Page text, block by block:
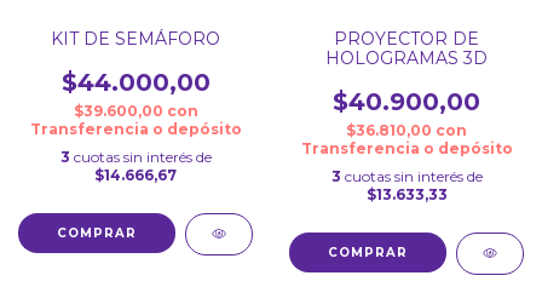
KIT DE SEMÁFORO
$44.000,00
$39.600,00 con
Transferencia o depósito
3 cuotas sin interés de
$14.666,67
PROYECTOR DE
HOLOGRAMAS 3D
$40.900,00
$36.810,00 con
Transferencia o depósito
3 cuotas sin interés de
$13.633,33